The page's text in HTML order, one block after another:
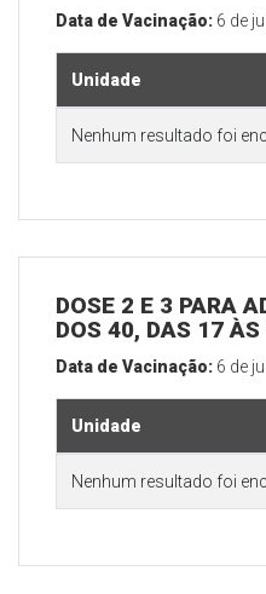
Data de Vacinação: 6 de
Unidade
Nenhum resultado foi
DOSE 2 E 3 PARA
DOS 40, DAS 17
Data de Vacinação: 6 de
Unidade
Nenhum resultado foi